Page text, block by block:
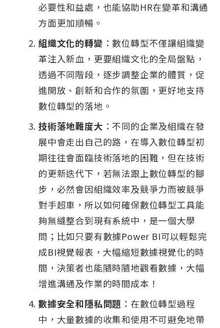
必要性和益處，也能協助HR在變革和溝通
方面更加順暢。
組織文化的轉變 ：數位轉型不僅讓組織變
革注入新血，更要組織文化的全局盤點，
透過不同階段，逐步調整企業的體質，促
進開放、創新和合作的氛圍，更好地支持
數位轉型的落地。
技術落地難度大 ：不同的企業及組織在發
展中會走出自己的路，在導入數位轉型初
期往往會面臨技術落地的困難，但在技術
的更新迭代下，若無法跟上數位轉型的腳
步，必然會因組織效率及競爭力而被競爭
對手超車，所以如何確保數位轉型工具能
夠無縫整合到現有系統中，是一個大學
問；比如只要有數據Power BI可以輕鬆完
成BI視覺報表，大幅縮短數據視覺化的時
間，決策者也能隨時隨地觀看數據，大幅
增進溝通及作業的時間成本！
數據安全和隱私問題 ：在數位轉型過程
中，大量數據的收集和使用不可避免地帶